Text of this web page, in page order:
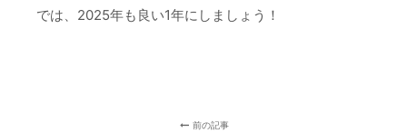
では、2025年も良い1年にしましょう！
前の記事